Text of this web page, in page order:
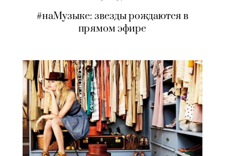
#наМузыке: звезды рождаются в
прямом эфире